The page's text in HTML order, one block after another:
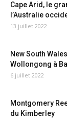
Cape Arid, le
l’Australie
13 juillet 2022
New South
Wollongong à
6 juillet 2022
Montgomery
du Kimberley